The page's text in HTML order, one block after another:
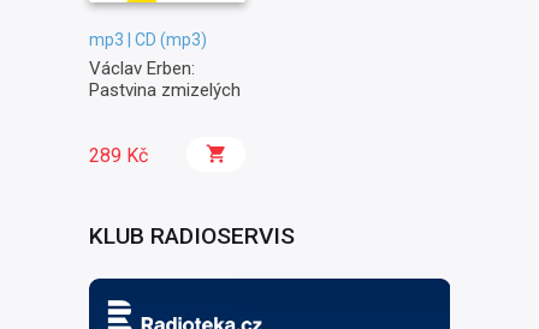
mp3 | CD (mp3)
Václav Erben:
Pastvina zmizelých
289 Kč
KLUB RADIOSERVIS